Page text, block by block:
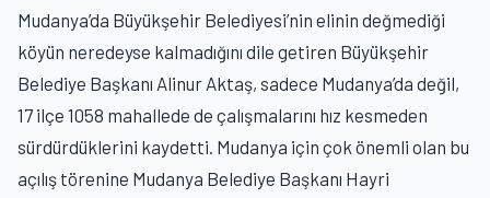
Mudanya’da Büyükşehir Belediyesi’nin elinin değmediği
köyün neredeyse kalmadığını dile getiren Büyükşehir
Belediye Başkanı Alinur Aktaş, sadece Mudanya’da değil,
17 ilçe 1058 mahallede de çalışmalarını hız kesmeden
sürdürdüklerini kaydetti. Mudanya için çok önemli olan bu
açılış törenine Mudanya Belediye Başkanı Hayri